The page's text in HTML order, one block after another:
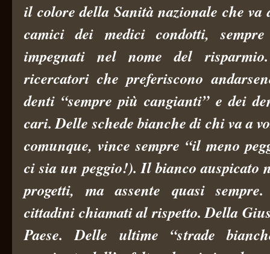
il colore della Sanità nazionale che va
camici dei medici condotti,
impegnati nel nome del
ricercatori che preferiscono
denti “sempre più cangianti” e dei
cari. Delle schede bianche di chi va a
comunque, vince sempre “il meno
ci sia un peggio!). Il bianco auspicato
progetti, ma assente quasi sempre
cittadini chiamati al rispetto. Della
Paese. Delle ultime “strade